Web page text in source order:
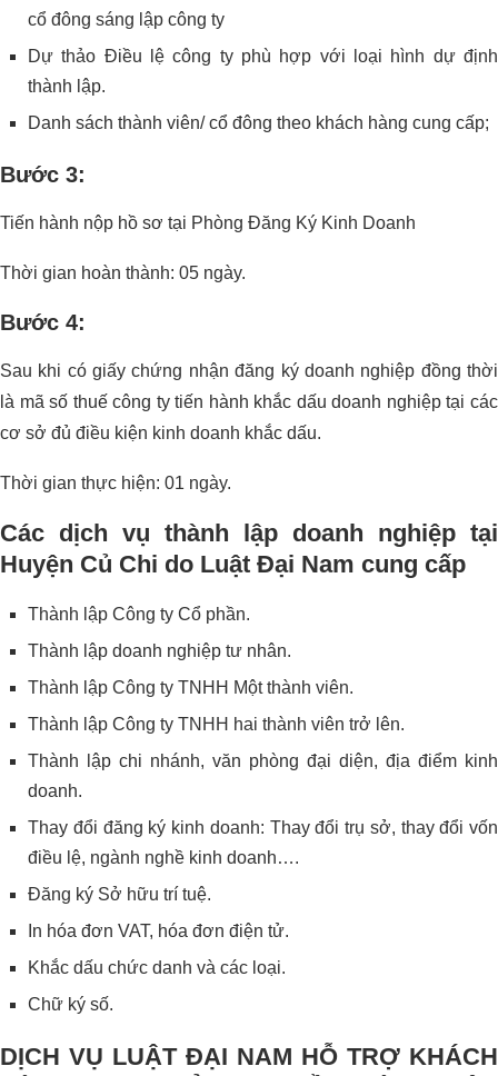
cổ đông sáng lập công ty
Dự thảo Điều lệ công ty phù hợp với loại hình dự định
thành lập.
Danh sách thành viên/ cổ đông theo khách hàng cung cấp;
Bước 3:
Tiến hành nộp hồ sơ tại Phòng Đăng Ký Kinh Doanh
Thời gian hoàn thành: 05 ngày.
Bước 4:
Sau khi có giấy chứng nhận đăng ký doanh nghiệp đồng thời
là mã số thuế công ty tiến hành khắc dấu doanh nghiệp tại các
cơ sở đủ điều kiện kinh doanh khắc dấu.
Thời gian thực hiện: 01 ngày.
Các dịch vụ thành lập doanh nghiệp tại
Huyện Củ Chi do Luật Đại Nam cung cấp
Thành lập Công ty Cổ phần.
Thành lập doanh nghiệp tư nhân.
Thành lập Công ty TNHH Một thành viên.
Thành lập Công ty TNHH hai thành viên trở lên.
Thành lập chi nhánh, văn phòng đại diện, địa điểm kinh
doanh.
Thay đổi đăng ký kinh doanh: Thay đổi trụ sở, thay đổi vốn
điều lệ, ngành nghề kinh doanh….
Đăng ký Sở hữu trí tuệ.
In hóa đơn VAT, hóa đơn điện tử.
Khắc dấu chức danh và các loại.
Chữ ký số.
DỊCH VỤ LUẬT ĐẠI NAM HỖ TRỢ KHÁCH